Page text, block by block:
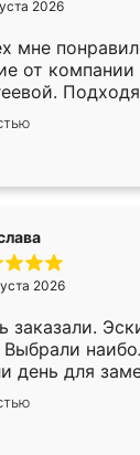
2026
мне
от компании
сотрудник
моему
2026
заказали.
Выбрали
день для
была уже